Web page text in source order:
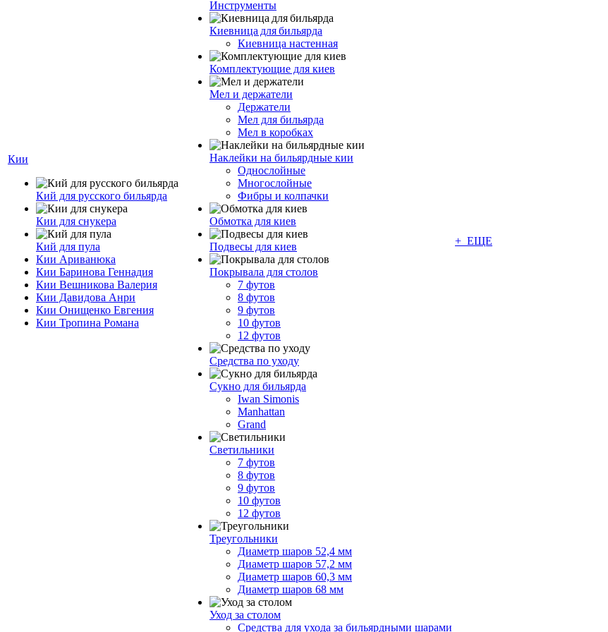
Кии
Кий для русского бильярда
Кии для снукера
Кий для пула
Кии Ариванюка
Кии Баринова Геннадия
Кии Вешникова Валерия
Кии Давидова Анри
Кии Онищенко Евгения
Кии Тропина Романа
Инструменты
Киевница для бильярда
Киевница настенная
Комплектующие для киев
Мел и держатели
Держатели
Мел для бильярда
Мел в коробках
Наклейки на бильярдные кии
Однослойные
Многослойные
Фибры и колпачки
Обмотка для киев
Подвесы для киев
Покрывала для столов
7 футов
8 футов
9 футов
10 футов
12 футов
Средства по уходу
Сукно для бильярда
Iwan Simonis
Manhattan
Grand
Светильники
7 футов
8 футов
9 футов
10 футов
12 футов
Треугольники
Диаметр шаров 52,4 мм
Диаметр шаров 57,2 мм
Диаметр шаров 60,3 мм
Диаметр шаров 68 мм
Уход за столом
Средства для ухода за бильярдными шарами
+ ЕЩЕ